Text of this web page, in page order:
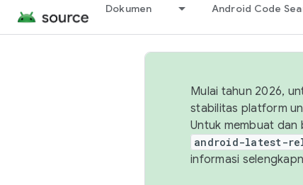
Dokumen Android Code
Mulai tahun 2026,
stabilitas platform
Untuk membuat dan
android-latest-
informasi